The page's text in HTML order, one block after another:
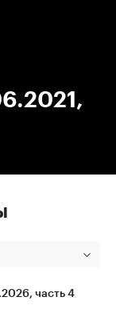
часть 4